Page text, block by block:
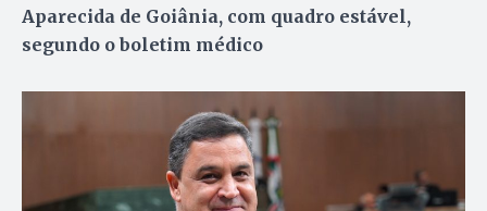
Aparecida de Goiânia, com quadro estável,
segundo o boletim médico